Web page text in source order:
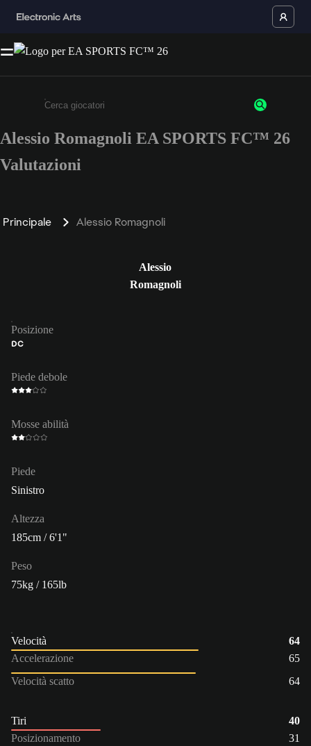
Inserisci un minimo di 3 caratteri o numeri.
Alessio Romagnoli EA SPORTS FC™ 26
Valutazioni
Principale Alessio Romagnoli
Alessio
Romagnoli
Posizione
DC
Piede debole
Mosse abilità
Piede
Sinistro
Altezza
185cm / 6'1"
Peso
75kg / 165lb
Velocità
64
Accelerazione
65
Velocità scatto
64
Tiri
40
Posizionamento
31